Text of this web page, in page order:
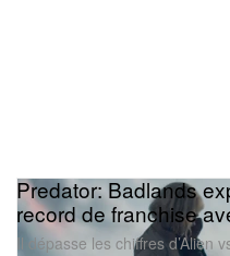
Predator: Badlands
record de franchise
Il dépasse les chiffres d’Alien